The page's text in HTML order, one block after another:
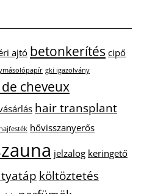
ajtó betonkerítés cipő
gki igazolvány
cheveux
hair transplant
hajfesték hővisszanyerős
jelzalog keringető
költöztetés